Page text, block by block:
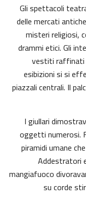
Gli spettacoli
delle mercati
misteri religiosi,
drammi etici. Gli
vestiti raffinati
esibizioni si si
piazzali centrali. Il
I giullari
oggetti numerosi.
piramidi umane
Addestratori
mangiafuoco
su corde